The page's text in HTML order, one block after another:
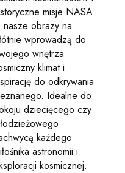
misje NASA
obrazy na
wprowadzą do
wnętrza
klimat i
do odkrywania
Idealne do
dziecięcego czy
każdego
astronomii i
kosmicznej.